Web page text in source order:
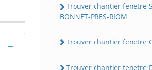
Trouver chantier fenetre
BONNET-PRES-RIOM
Trouver chantier fenetre
Trouver chantier fenetre